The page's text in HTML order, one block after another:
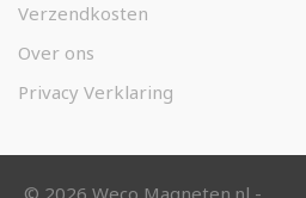
Verzendkosten
Over ons
Privacy Verklaring